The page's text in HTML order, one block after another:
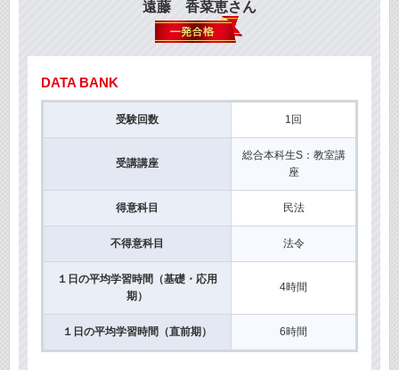
遠藤 香菜恵さん
DATA BANK
受験回数 1回
受講講座
総合本科生S：教室講
座
得意科目 民法
不得意科目 法令
１日の平均学習時間（基礎・応用
期）
4時間
１日の平均学習時間（直前期） 6時間